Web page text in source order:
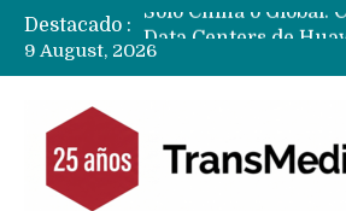
Destacado :
9 August, 2026